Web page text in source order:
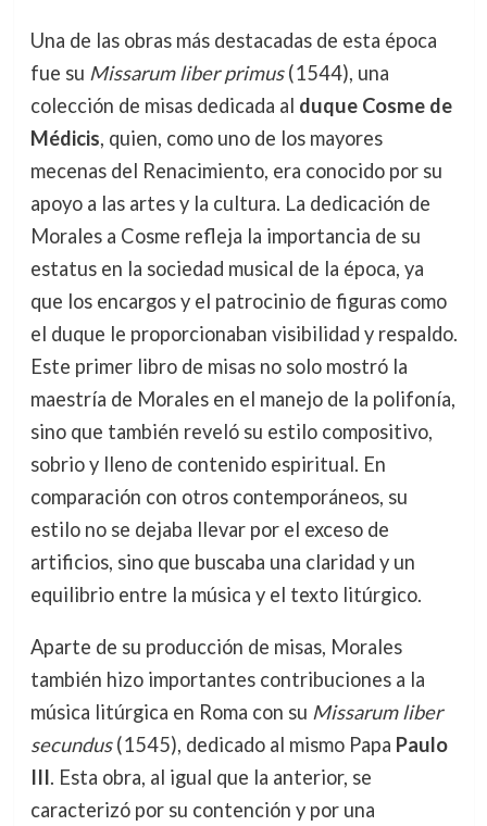
Una de las obras más destacadas de esta época
fue su Missarum liber primus(1544), una
colección de misas dedicada al duque Cosme de
Médicis, quien, como uno de los mayores
mecenas del Renacimiento, era conocido por su
apoyo a las artes y la cultura. La dedicación de
Morales a Cosme refleja la importancia de su
estatus en la sociedad musical de la época, ya
que los encargos y el patrocinio de figuras como
el duque le proporcionaban visibilidad y respaldo.
Este primer libro de misas no solo mostró la
maestría de Morales en el manejo de la polifonía,
sino que también reveló su estilo compositivo,
sobrio y lleno de contenido espiritual. En
comparación con otros contemporáneos, su
estilo no se dejaba llevar por el exceso de
artificios, sino que buscaba una claridad y un
equilibrio entre la música y el texto litúrgico.
Aparte de su producción de misas, Morales
también hizo importantes contribuciones a la
música litúrgica en Roma con su Missarum liber
secundus(1545), dedicado al mismo Papa Paulo
III. Esta obra, al igual que la anterior, se
caracterizó por su contención y por una